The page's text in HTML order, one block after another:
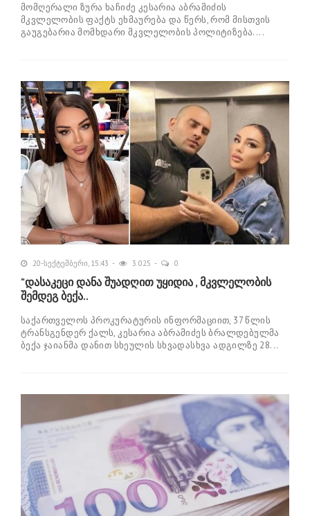
მომღერალი ზურა ხაჩიძე კესარია აბრამიძის
მკვლელობის ფაქტს ეხმაურება და წერს, რომ მისთვის
გაუგებარია მომხდარი მკვლელობის პოლიტიზება....
20-სექტემბერი, 15:43 3 025 0
"დასაკეცი დანა შუადღით უყიდია , მკვლელობის
შემდეგ ბექა..
საქართველოს პროკურატურის ინფორმაციით, 37 წლის
ტრანსგენდერ ქალს, კესარია აბრამიძეს ბრალდებულმა
ბექა ჯაიანმა დანით სხეულის სხვადასხვა ადგილზე 28...